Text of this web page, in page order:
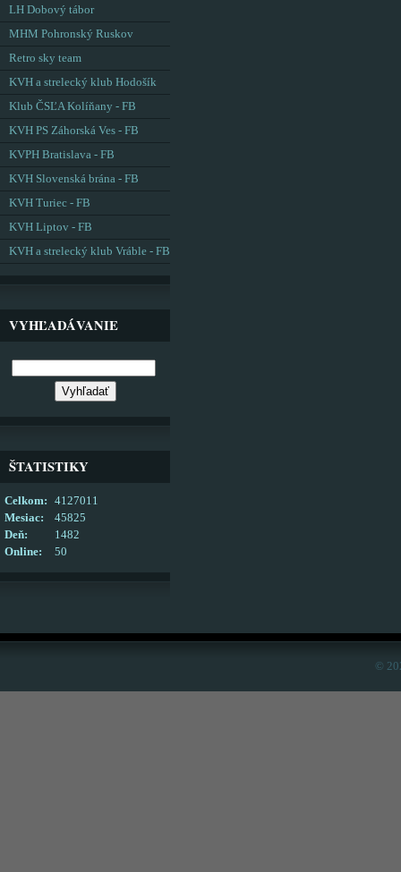
LH Dobový tábor
MHM Pohronský Ruskov
Retro sky team
KVH a strelecký klub Hodošík
Klub ČSĽA Kolíňany - FB
KVH PS Záhorská Ves - FB
KVPH Bratislava - FB
KVH Slovenská brána - FB
KVH Turiec - FB
KVH Liptov - FB
KVH a strelecký klub Vráble - FB
VYHĽADÁVANIE
ŠTATISTIKY
Online: 50
Celkom:
4127011
Mesiac:
45825
Deň:
1482
©